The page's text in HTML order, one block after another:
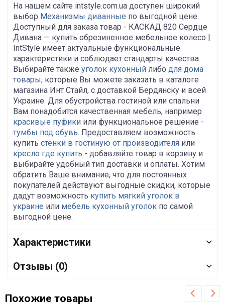
На нашем сайте intstyle.com.ua доступен широкий
выбор Механизмы диванные по выгодной цене.
Доступный для заказа товар - КАСКАД 820 Сердце
Дивана — купить обрезиненное мебельное колесо |
IntStyle имеет актуальные функциональные
характеристики и соблюдает стандарты качества.
Выбирайте также уголок кухонный либо для дома
товары, которые Вы можете заказать в каталоге
магазина Инт Стайл, с доставкой Бердянску и всей
Украине. Для обустройства гостиной или спальни
Вам понадобится качественная мебель, например
красивые пуфики или функциональное решение -
тумбы под обувь. Предоставляем возможность
купить стенки в гостиную от производителя или
кресло где купить - добавляйте товар в корзину и
выбирайте удобный тип доставки и оплаты. Хотим
обратить Ваше внимание, что для постоянных
покупателей действуют выгодные скидки, которые
дадут возможность купить мягкий уголок в
украине или мебель кухонный уголок по самой
выгодной цене.
Характеристики
Отзывы (0)
Похожие товары